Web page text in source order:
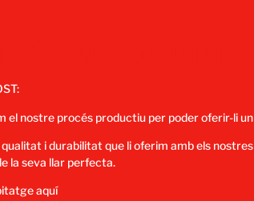
el nostre procés productiu per poder oferir-li
i durabilitat que li oferim amb els
la seva llar perfecta.
aquí